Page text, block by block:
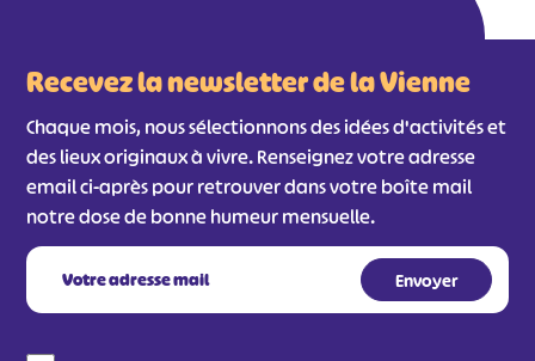
Recevez la newsletter de la Vienne
Chaque mois, nous sélectionnons des idées d'activités et
des lieux originaux à vivre. Renseignez votre adresse
email ci-après pour retrouver dans votre boîte mail
notre dose de bonne humeur mensuelle.
#
#